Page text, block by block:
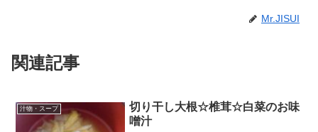
Mr.JISUI
関連記事
汁物・スープ
切り干し大根☆椎茸☆白菜のお味
噌汁